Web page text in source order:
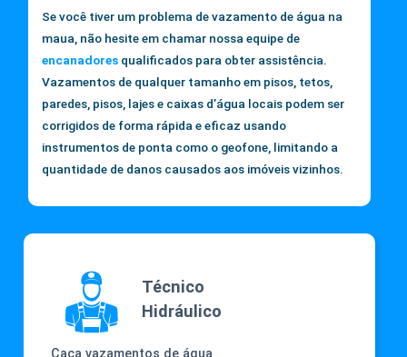
Se você tiver um problema de vazamento de água na
maua, não hesite em chamar nossa equipe de
encanadores qualificados para obter assistência.
Vazamentos de qualquer tamanho em pisos, tetos,
paredes, pisos, lajes e caixas d’água locais podem ser
corrigidos de forma rápida e eficaz usando
instrumentos de ponta como o geofone, limitando a
quantidade de danos causados aos imóveis vizinhos.
Técnico
Hidráulico
Caça vazamentos de água